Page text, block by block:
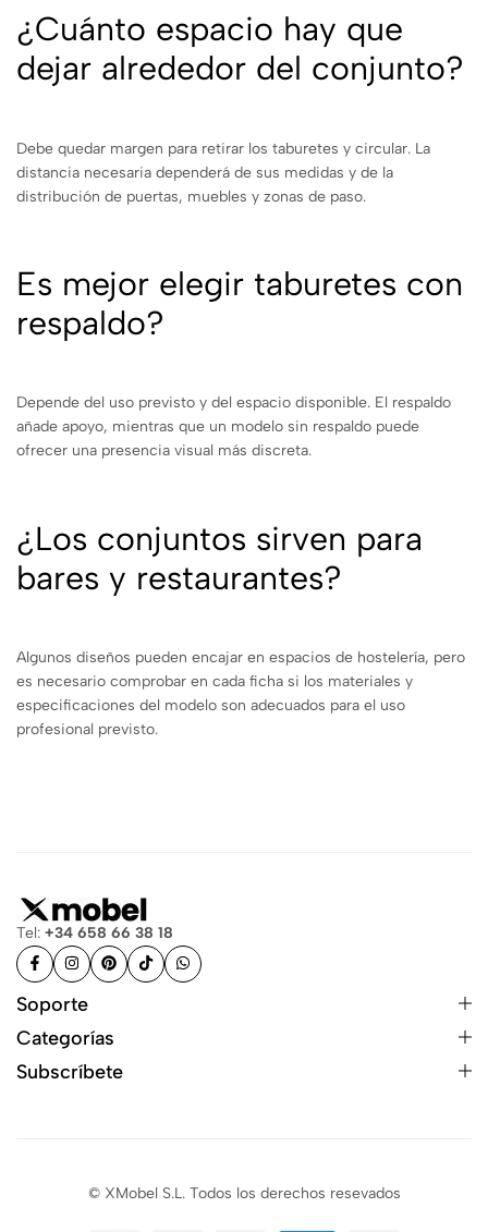
¿Cuánto espacio hay que
dejar alrededor del conjunto?
Debe quedar margen para retirar los taburetes y circular. La
distancia necesaria dependerá de sus medidas y de la
distribución de puertas, muebles y zonas de paso.
Es mejor elegir taburetes con
respaldo?
Depende del uso previsto y del espacio disponible. El respaldo
añade apoyo, mientras que un modelo sin respaldo puede
ofrecer una presencia visual más discreta.
¿Los conjuntos sirven para
bares y restaurantes?
Algunos diseños pueden encajar en espacios de hostelería, pero
es necesario comprobar en cada ficha si los materiales y
especificaciones del modelo son adecuados para el uso
profesional previsto.
Tel: +34 658 66 38 18
Soporte
Categorías
Subscríbete
© XMobel S.L. Todos los derechos resevados